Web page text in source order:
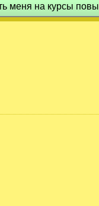
меня на курсы